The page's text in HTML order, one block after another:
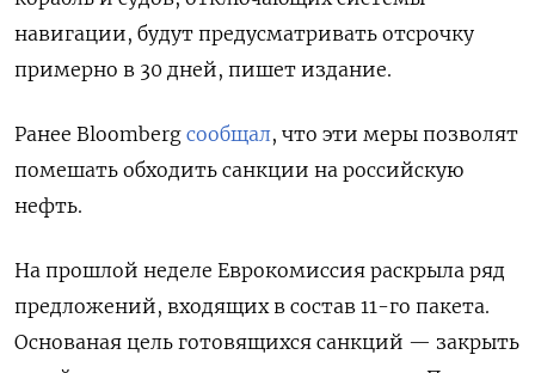
навигации, будут предусматривать отсрочку
примерно в 30 дней, пишет издание.
Ранее Bloomberg сообщал, что эти меры позволят
помешать обходить санкции на российскую
нефть.
На прошлой неделе Еврокомиссия раскрыла ряд
предложений, входящих в состав 11-го пакета.
Основаная цель готовящихся санкций — закрыть